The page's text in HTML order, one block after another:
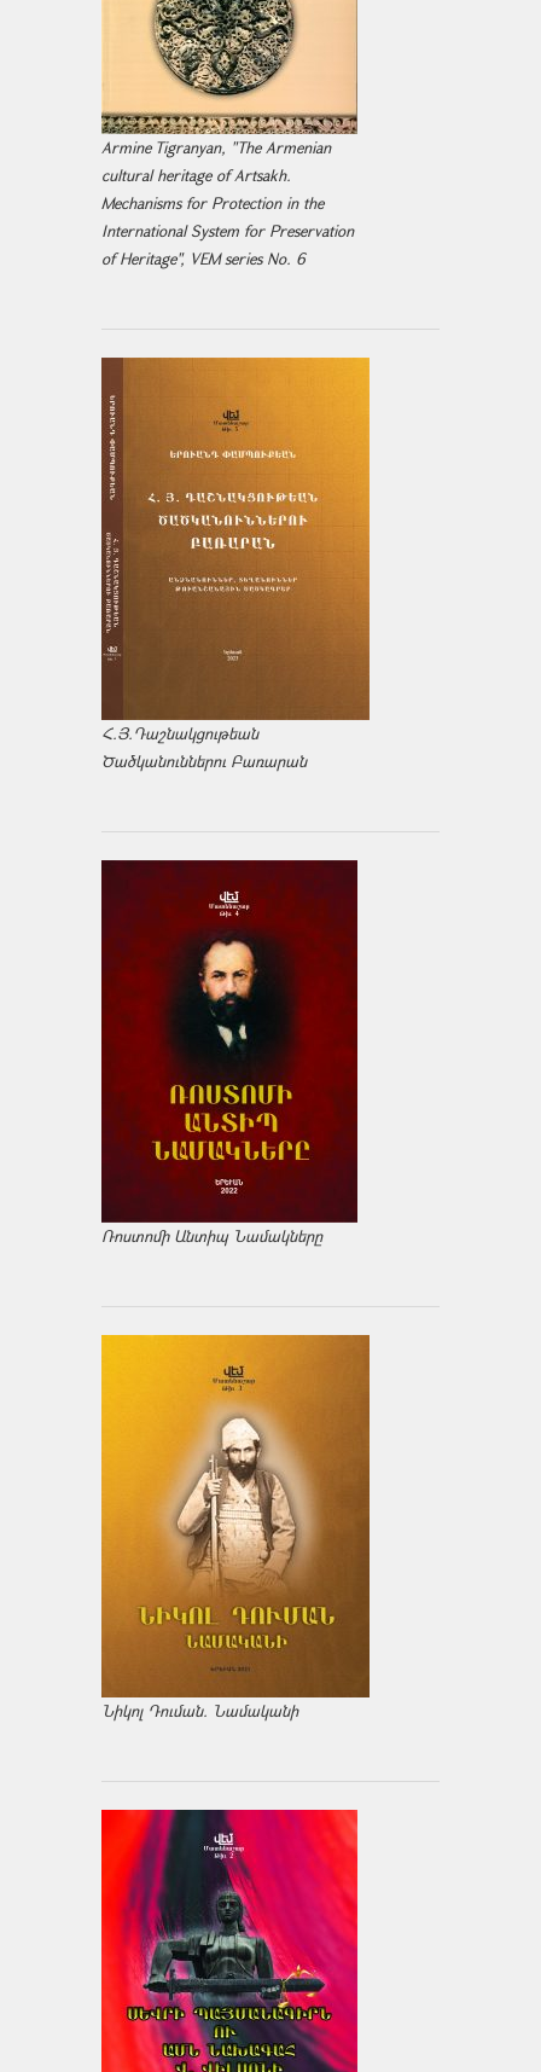
Armine Tigranyan, "The Armenian
cultural heritage of Artsakh.
Mechanisms for Protection in the
International System for Preservation
of Heritage", VEM series No. 6
Հ.Յ.Դաշնակցութեան
Ծածկանուններու Բառարան
Ռոստոմի Անտիպ Նամակները
Նիկոլ Դուման. Նամականի